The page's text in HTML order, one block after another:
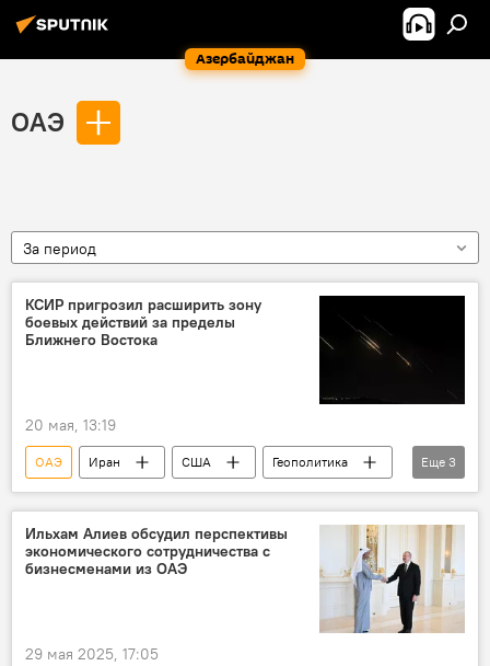
Азербайджан
ОАЭ
За период
КСИР пригрозил расширить зону
боевых действий за пределы
Ближнего Востока
20 мая, 13:19
ОАЭ Иран США
Геополитика
Ормузский пролив
Катар ОАЭ
Еще 3
Ильхам Алиев обсудил перспективы
экономического сотрудничества с
бизнесменами из ОАЭ
29 мая 2025, 17:05